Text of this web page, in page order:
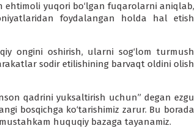
ehtimoli yuqori bo‘lgan fuqarolarni aniqlab,
foydalangan holda hal etish
ongini oshirish, ularni sog‘lom turmush
sodir etilishining barvaqt oldini olish
qadrini yuksaltirish uchun” degan ezgu
bosqichga ko‘tarishimiz zarur. Bu borada
huquqiy bazaga tayanamiz.